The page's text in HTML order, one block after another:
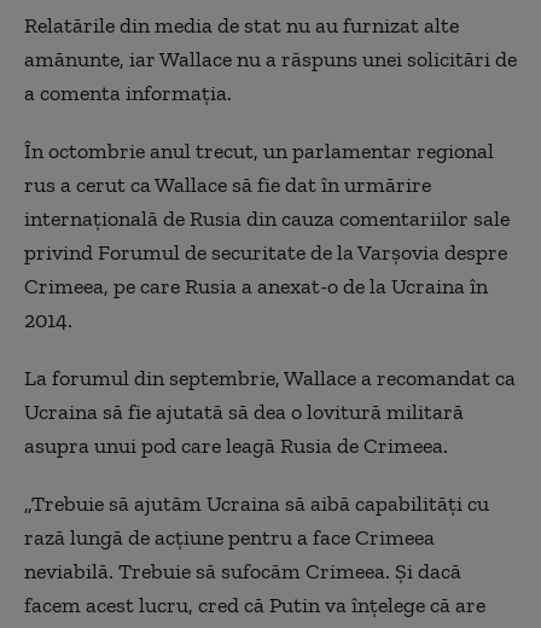
Relatările din media de stat nu au furnizat alte
amănunte, iar Wallace nu a răspuns unei solicitări de
a comenta informaţia.
În octombrie anul trecut, un parlamentar regional
rus a cerut ca Wallace să fie dat în urmărire
internaţională de Rusia din cauza comentariilor sale
privind Forumul de securitate de la Varşovia despre
Crimeea, pe care Rusia a anexat-o de la Ucraina în
2014.
La forumul din septembrie, Wallace a recomandat ca
Ucraina să fie ajutată să dea o lovitură militară
asupra unui pod care leagă Rusia de Crimeea.
„Trebuie să ajutăm Ucraina să aibă capabilităţi cu
rază lungă de acţiune pentru a face Crimeea
neviabilă. Trebuie să sufocăm Crimeea. Şi dacă
facem acest lucru, cred că Putin va înţelege că are